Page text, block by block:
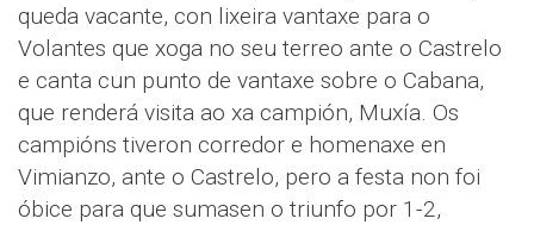
queda vacante, con lixeira vantaxe para o
Volantes que xoga no seu terreo ante o Castrelo
e canta cun punto de vantaxe sobre o Cabana,
que renderá visita ao xa campión, Muxía. Os
campións tiveron corredor e homenaxe en
Vimianzo, ante o Castrelo, pero a festa non foi
óbice para que sumasen o triunfo por 1-2,